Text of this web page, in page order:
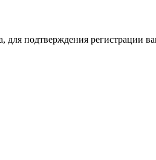
подтверждения регистрации